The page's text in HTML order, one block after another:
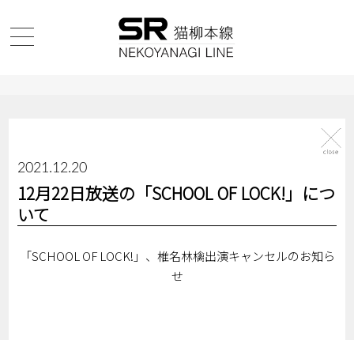
2021.12.20
12月22日放送の「SCHOOL OF LOCK!」につ
いて
「SCHOOL OF LOCK!」、椎名林檎出演キャンセルのお知ら
せ